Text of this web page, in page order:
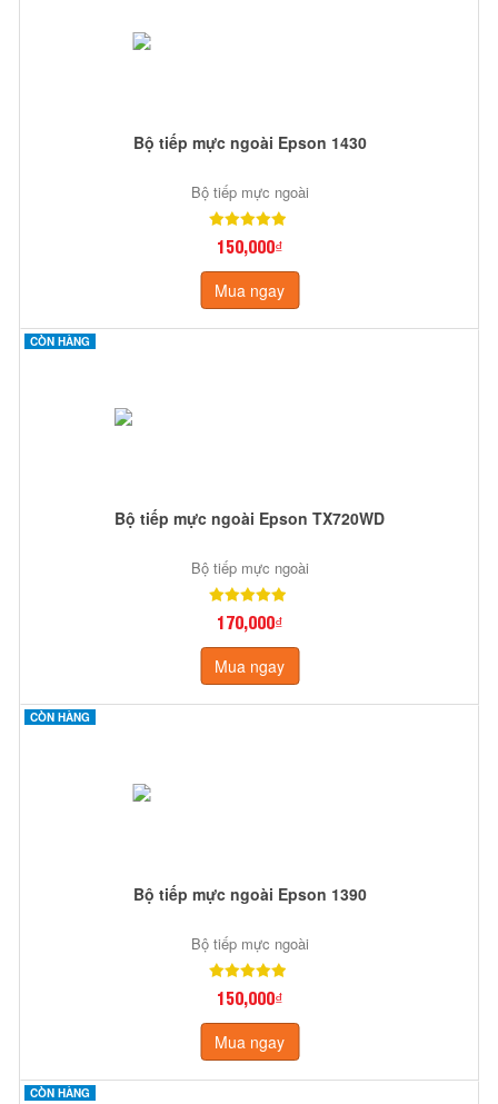
Bộ tiếp mực ngoài Epson 1430
Bộ tiếp mực ngoài
150,000₫
Mua ngay
CÒN HÀNG
Bộ tiếp mực ngoài Epson TX720WD
Bộ tiếp mực ngoài
170,000₫
Mua ngay
CÒN HÀNG
Bộ tiếp mực ngoài Epson 1390
Bộ tiếp mực ngoài
150,000₫
Mua ngay
CÒN HÀNG